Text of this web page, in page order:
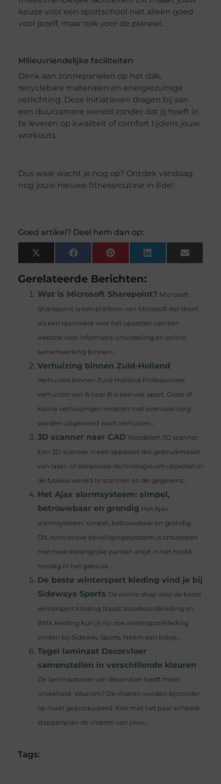
keuze voor een sportschool niet alleen goed
voor jezelf, maar ook voor de planeet.
Milieuvriendelijke faciliteiten
Denk aan zonnepanelen op het dak,
recyclebare materialen en energiezuinige
verlichting. Deze initiatieven dragen bij aan
een duurzamere wereld zonder dat jij hoeft in
te leveren op kwaliteit of comfort tijdens jouw
workouts.
Dus waar wacht je nog op? Ontdek vandaag
nog jouw nieuwe fitnessroutine in Ede!
Goed artikel? Deel hem dan op:
X
(Twitter)
FacebookPinterestLinkedInEmail
Gerelateerde Berichten:
Wat is Microsoft Sharepoint? Microsoft
Sharepoint is een platform van Microsoft dat dient
als een raamwerk voor het opzetten van een
website voor informatie uitwisseling en online
samenwerking binnen...
Verhuizing binnen Zuid-Holland
Verhuizen binnen Zuid-Holland Professioneel
verhuizen van A naar B is een vak apart. Grote of
kleine verhuizingen moeten met evenveel zorg
worden uitgevoerd want verhuizen...
3D scanner naar CAD Voordelen 3D scanner
Een 3D-scanner is een apparaat dat gebruikmaakt
van laser- of stereovisie-technologie om objecten in
de fysieke wereld te scannen en de gegevens...
Het Ajax alarmsysteem: simpel,
betrouwbaar en grondig Het Ajax
alarmsysteem: simpel, betrouwbaar en grondig
Dit innovatieve beveiligingssysteem is ontworpen
met twee belangrijke punten altijd in het hoofd:
handig in het gebruik...
De beste wintersport kleding vind je bij
Sideways Sports De online shop voor de beste
wintersport kleding Naast snowboardkleding en
BMX kleding kun jij nu ook wintersportkleding
vinden bij Sideway Sports. Neem een kijkje...
Tegel laminaat Decorvloer
samenstellen in verschillende kleuren
De laminaatvloer van decorvloer heeft meer
uniekheid. Waarom? De vloeren worden bijzonder
op maat geproduceerd. Kies met het paar simpele
stappenplan de vloeren van jouw...
Tags: